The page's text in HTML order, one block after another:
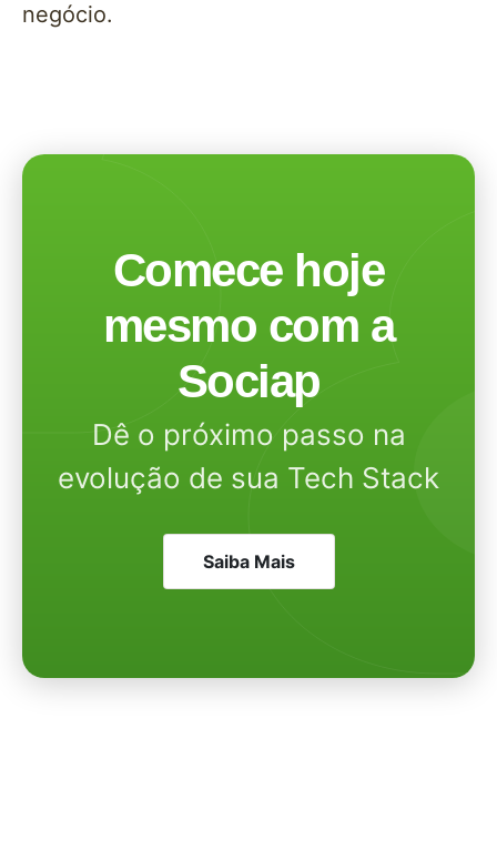
negócio.
Comece hoje
mesmo com a
Sociap
Dê o próximo passo na
evolução de sua Tech Stack
Saiba Mais